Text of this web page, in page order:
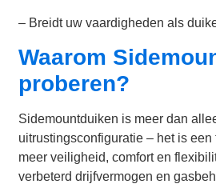
– Breidt uw vaardigheden als
Waarom
proberen?
Sidemountduiken is meer dan
uitrustingsconfiguratie – het is
meer veiligheid, comfort en
verbeterd drijfvermogen en